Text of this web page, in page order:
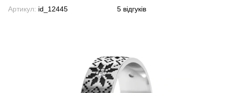
Артикул: id_12445 5 відгуків